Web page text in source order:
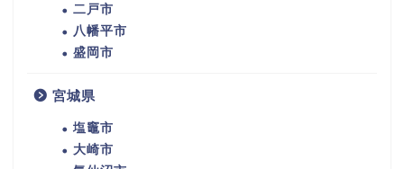
二戸市
八幡平市
盛岡市
宮城県
塩竈市
大崎市